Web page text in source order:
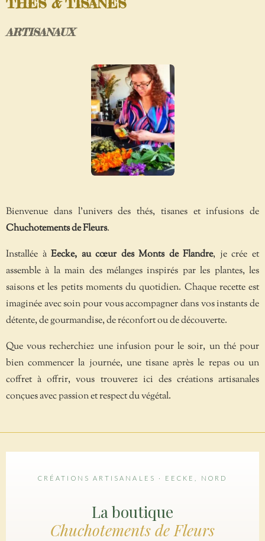
THÉS &TISANES
ARTISANAUX
Bienvenue dans l'univers des thés, tisanes et infusions de
Chuchotements de Fleurs.
Installée àEecke, au cœur des Monts de Flandre, je crée et
assemble à la main des mélanges inspirés par les plantes, les
saisons et les petits moments du quotidien. Chaque recette est
imaginée avec soin pour vous accompagner dans vos instants de
détente, de gourmandise, de réconfort ou de découverte.
Que vous recherchiez une infusion pour le soir, un thé pour
bien commencer la journée, une tisane après le repas ou un
coffret à offrir, vous trouverez ici des créations artisanales
conçues avec passion et respect du végétal.
CRÉATIONS ARTISANALES · EECKE, NORD
La boutique
Chuchotements de Fleurs